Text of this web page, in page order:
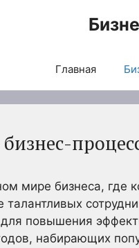
Главная
мире бизнеса, где
повышения
набирающих